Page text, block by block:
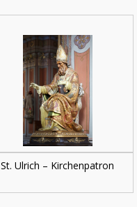
St. Ulrich – Kirchenpatron